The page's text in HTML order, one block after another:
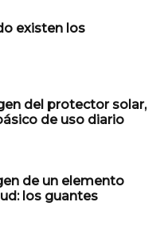
existen los
del protector solar,
de uso diario
de un elemento
los guantes